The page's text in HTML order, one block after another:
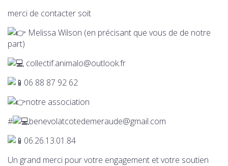
merci de contacter soit
Melissa Wilson (en précisant que vous de de notre
part)
collectif.animalo@outlook.fr
06 88 87 92 62
notre association
#
benevolatcotedemeraude@gmail.com
06.26.13.01.84
Un grand merci pour votre engagement et votre soutien